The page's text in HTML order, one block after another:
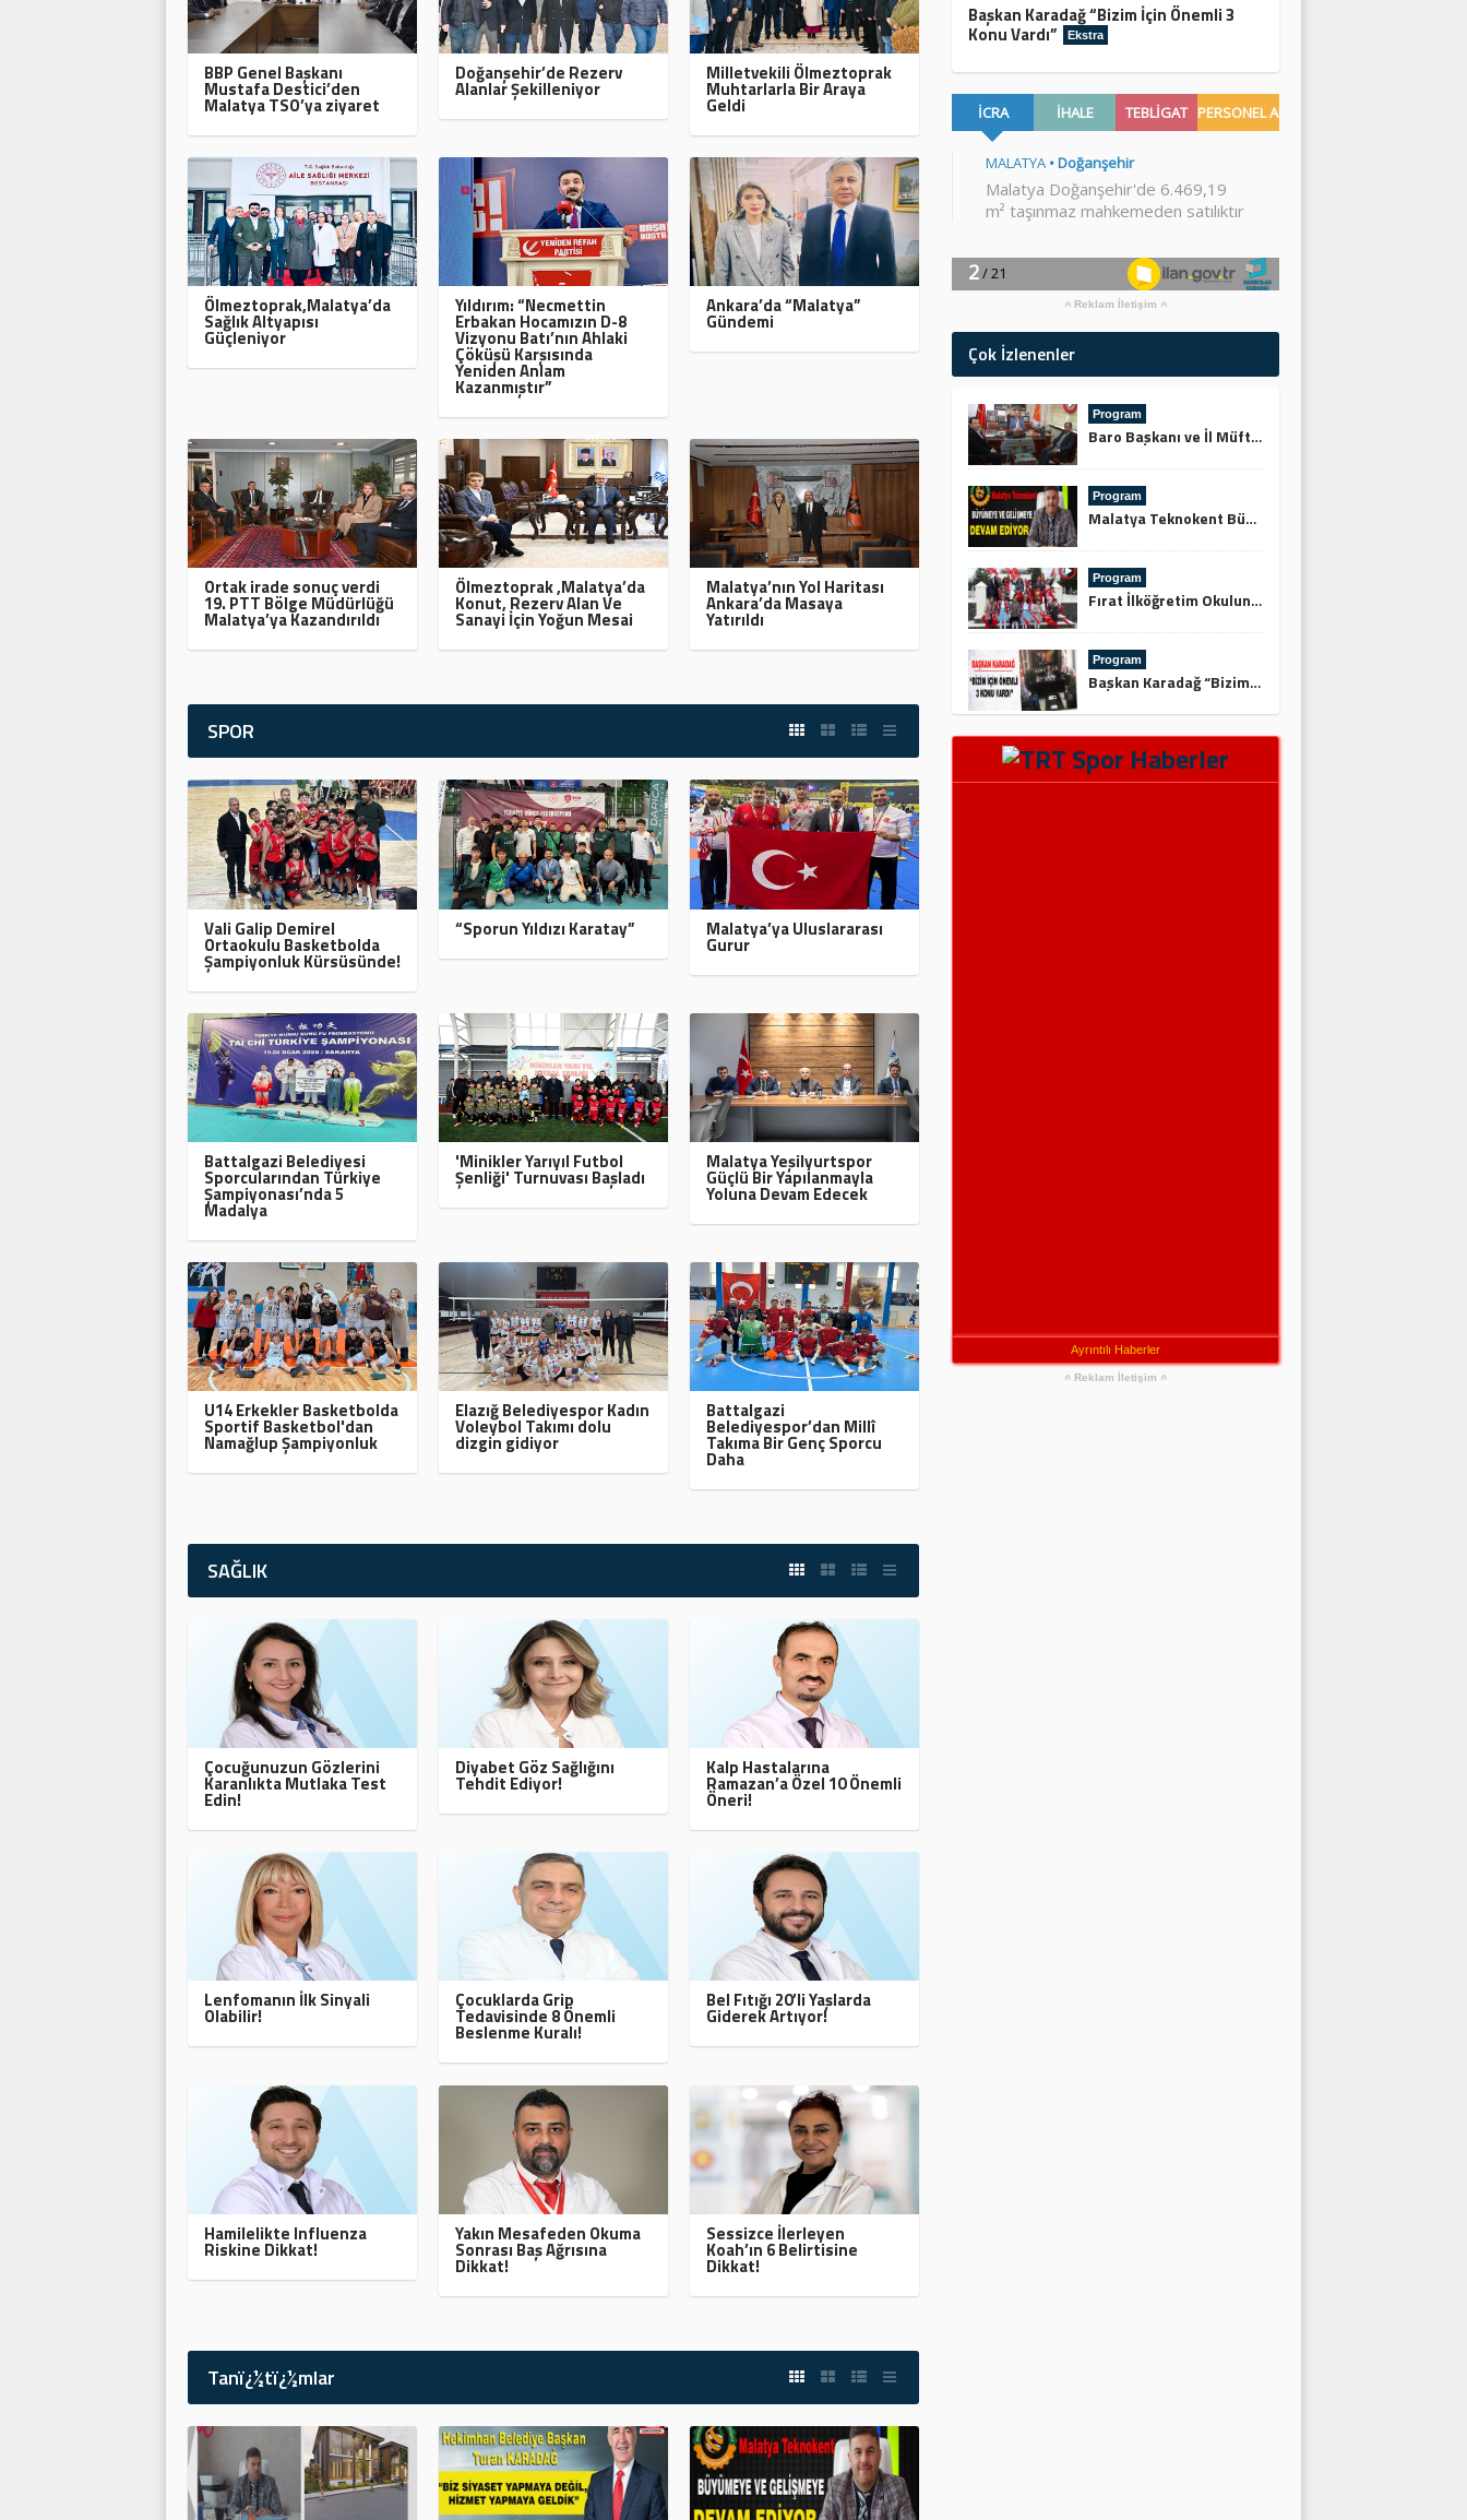
BBP Genel Başkanı
Mustafa Destici’den
Malatya TSO’ya ziyaret
Doğanşehir’de Rezerv
Alanlar Şekilleniyor
Milletvekili Ölmeztoprak
Muhtarlarla Bir Araya
Geldi
Ölmeztoprak,Malatya’da
Sağlık Altyapısı
Güçleniyor
Yıldırım: “Necmettin
Erbakan Hocamızın D-8
Vizyonu Batı’nın Ahlaki
Çöküşü Karşısında
Yeniden Anlam
Kazanmıştır”
Ankara’da “Malatya”
Gündemi
Ortak irade sonuç verdi
19. PTT Bölge Müdürlüğü
Malatya’ya Kazandırıldı
Ölmeztoprak ,Malatya’da
Konut, Rezerv Alan Ve
Sanayi İçin Yoğun Mesai
Malatya’nın Yol Haritası
Ankara’da Masaya
Yatırıldı
SPOR
Vali Galip Demirel
Ortaokulu Basketbolda
Şampiyonluk Kürsüsünde!
“Sporun Yıldızı Karatay” Malatya’ya Uluslararası
Gurur
Battalgazi Belediyesi
Sporcularından Türkiye
Şampiyonası’nda 5
Madalya
'Minikler Yarıyıl Futbol
Şenliği' Turnuvası Başladı
Malatya Yeşilyurtspor
Güçlü Bir Yapılanmayla
Yoluna Devam Edecek
U14 Erkekler Basketbolda
Sportif Basketbol'dan
Namağlup Şampiyonluk
Elazığ Belediyespor Kadın
Voleybol Takımı dolu
dizgin gidiyor
Battalgazi
Belediyespor’dan Millî
Takıma Bir Genç Sporcu
Daha
SAĞLIK
Çocuğunuzun Gözlerini
Karanlıkta Mutlaka Test
Edin!
Diyabet Göz Sağlığını
Tehdit Ediyor!
Kalp Hastalarına
Ramazan’a Özel 10 Önemli
Öneri!
Lenfomanın İlk Sinyali
Olabilir!
Çocuklarda Grip
Tedavisinde 8 Önemli
Beslenme Kuralı!
Bel Fıtığı 20’li Yaşlarda
Giderek Artıyor!
Hamilelikte Influenza
Riskine Dikkat!
Yakın Mesafeden Okuma
Sonrası Baş Ağrısına
Dikkat!
Sessizce İlerleyen
Koah’ın 6 Belirtisine
Dikkat!
Tanï¿½tï¿½mlar
Başkan Karadağ “Bizim İçin Önemli 3
Konu Vardı” Ekstra
Reklam İletişim
Çok İzlenenler
Program
Baro Başkanı ve İl Müftüsünden Keskin’e Ziyaret
Program
Malatya Teknokent Büyümeye ve Gelişmeye Devam Ediyor
Program
Fırat İlköğretim Okulundan Şehitliğe Ziyaret
Program
Başkan Karadağ “Bizim İçin Önemli 3 Konu Vardı”
Ayrıntılı Haberler
Reklam İletişim